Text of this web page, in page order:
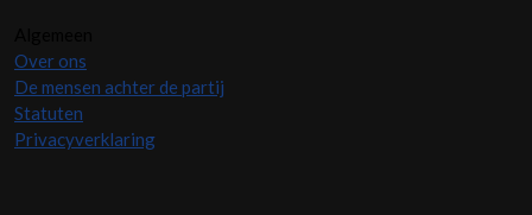
Over ons
De mensen achter de partij
Statuten
Privacyverklaring